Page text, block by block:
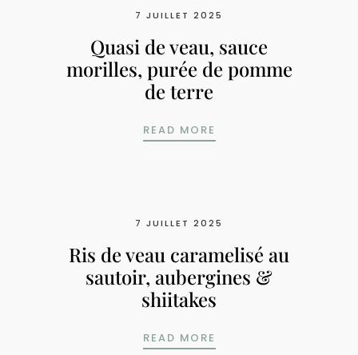
7 JUILLET 2025
Quasi de veau, sauce
morilles, purée de pomme
de terre
READ MORE
7 JUILLET 2025
Ris de veau caramelisé au
sautoir, aubergines &
shiitakes
READ MORE